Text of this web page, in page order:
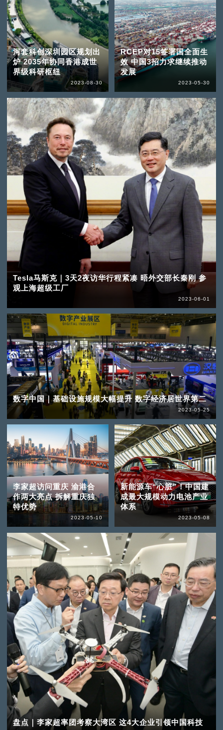
河套科创深圳园区规划出
炉 2035年协同香港成世
界级科研枢纽
2023-08-30
Tesla马斯克｜3天2夜访华行程紧凑 晤外交部长秦刚 参
观上海超级工厂
2023-06-01
RCEP对15签署国全面生
效 中国3招力求继续推动
发展
2023-05-30
数字中国｜基础设施规模大幅提升 数字经济居世界第二
2023-05-25
李家超访问重庆 渝港合
作两大亮点 拆解重庆独
特优势
2023-05-10
新能源车“心脏”！中国建
成最大规模动力电池产业
体系
2023-05-08
盘点｜李家超率团考察大湾区 这4大企业引领中国科技